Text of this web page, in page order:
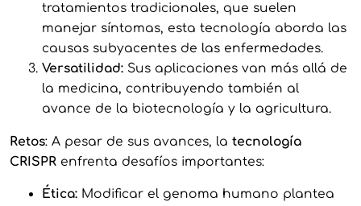
tratamientos tradicionales, que suelen
manejar síntomas, esta tecnología aborda las
causas subyacentes de las enfermedades.
Versatilidad:Sus aplicaciones van más allá de
la medicina, contribuyendo también al
avance de la biotecnología y la agricultura.
Retos: A pesar de sus avances, la tecnología
CRISPRenfrenta desafíos importantes:
Ética:Modificar el genoma humano plantea